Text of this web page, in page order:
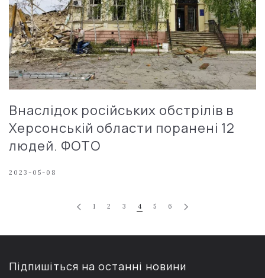
Внаслідок російських обстрілів в
Херсонській области поранені 12
людей. ФОТО
2023-05-08
1 2 3 4 5 6
Підпишіться на останні новини